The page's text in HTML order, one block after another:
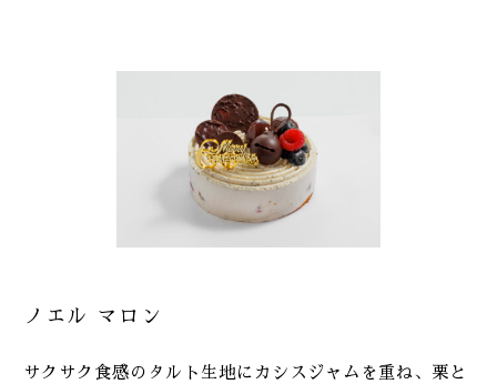
ノエル マロン
サクサク食感のタルト生地にカシスジャムを重ね、栗と